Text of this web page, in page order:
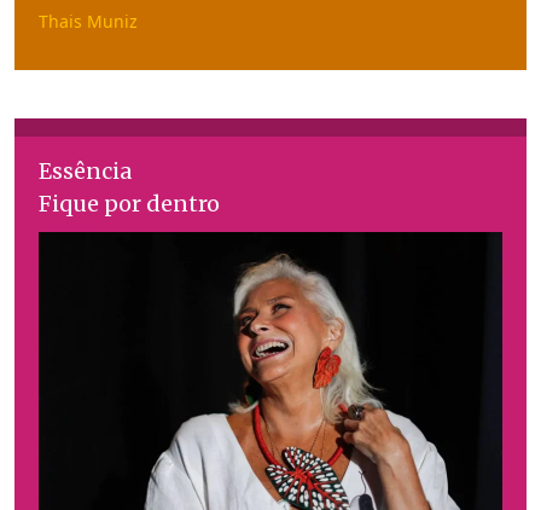
Thais Muniz
Essência
Fique por dentro